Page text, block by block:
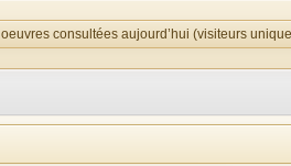
oeuvres consultées aujourd’hui (visiteurs